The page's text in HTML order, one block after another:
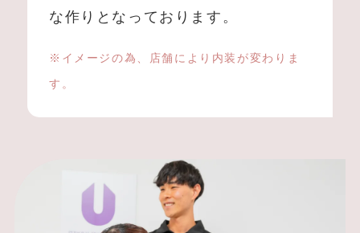
な作りとなっております。
※イメージの為、店舗により内装が変わりま
す。